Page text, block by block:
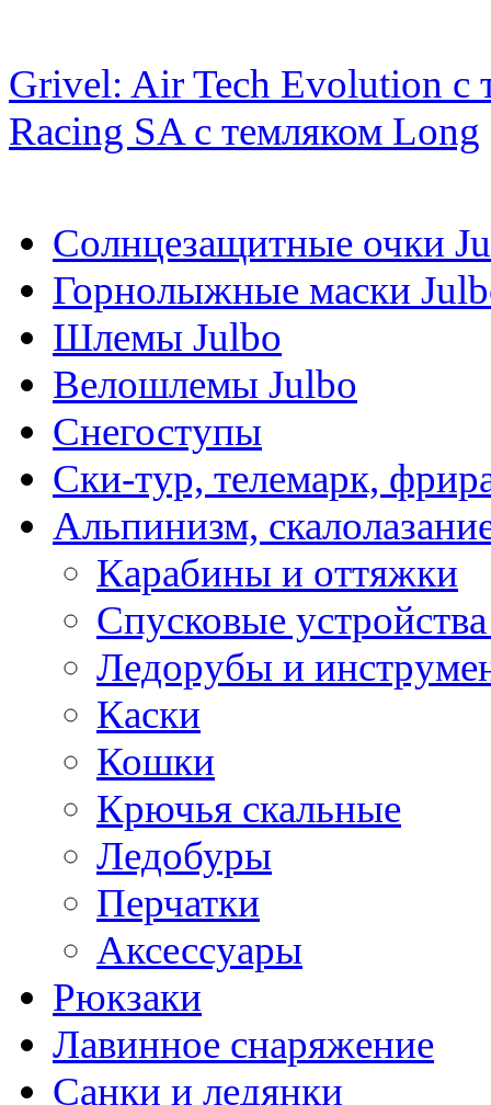
Grivel: Air Tech Evolution с
Racing SA с темляком Long
Солнцезащитные очки
Горнолыжные маски
Шлемы Julbo
Велошлемы Julbo
Снегоступы
Ски-тур, телемарк,
Альпинизм,
Карабины и оттяжки
Спусковые
Ледорубы и
Каски
Кошки
Крючья скальные
Ледобуры
Перчатки
Аксессуары
Рюкзаки
Лавинное снаряжение
Санки и ледянки